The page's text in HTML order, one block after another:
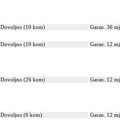
Dovoljno (10 kom)
Garan. 36 mj.
Dovoljno (19 kom) Garan. 12 mj.
Dovoljno (26 kom) Garan. 12 mj.
Dovoljno (6 kom)
Garan. 12 mj.